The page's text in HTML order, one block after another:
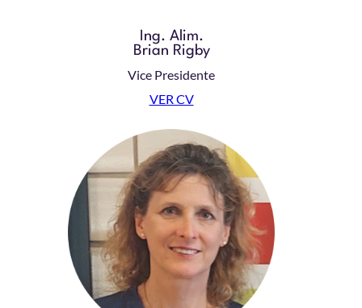
Ing. Alim.
Brian Rigby
Vice Presidente
VER CV